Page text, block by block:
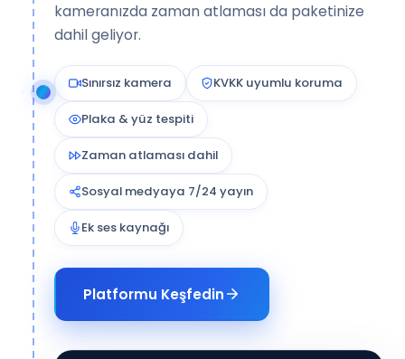
kameranızda zaman atlaması da paketinize
dahil geliyor.
Sınırsız kamera KVKK uyumlu koruma
Plaka & yüz tespiti
Zaman atlaması dahil
Sosyal medyaya 7/24 yayın
Ek ses kaynağı
Platformu Keşfedin